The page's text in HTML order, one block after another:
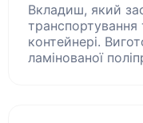
Вкладиш, який
контейнері.
ламінованої